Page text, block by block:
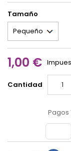
Tamaño
1,00 €
Cantidad
Pagos